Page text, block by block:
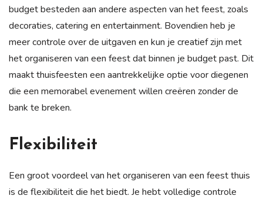
budget besteden aan andere aspecten van het feest, zoals
decoraties, catering en entertainment. Bovendien heb je
meer controle over de uitgaven en kun je creatief zijn met
het organiseren van een feest dat binnen je budget past. Dit
maakt thuisfeesten een aantrekkelijke optie voor diegenen
die een memorabel evenement willen creëren zonder de
bank te breken.
Flexibiliteit
Een groot voordeel van het organiseren van een feest thuis
is de flexibiliteit die het biedt. Je hebt volledige controle